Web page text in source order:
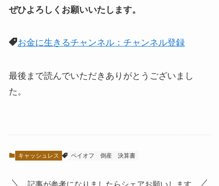
ぜひよろしくお願いいたします。
お金に生きるチャンネル：チャンネル登録
最後まで読んでいただきありがとうございまし
た。
キャッシュレス ペイオフ 倒産 決算書